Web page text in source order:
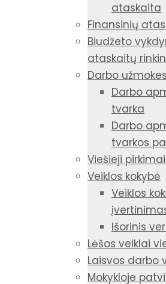
ataskaita
Finansinių
Biudžeto
ataskaitų
Darbo
Darbo
tvarka
Darbo
tvarkos
Viešieji pirkimai
Veiklos kokybė
Veiklos
Išorinis
Lėšos veiklai
Laisvos darbo
Mokykloje